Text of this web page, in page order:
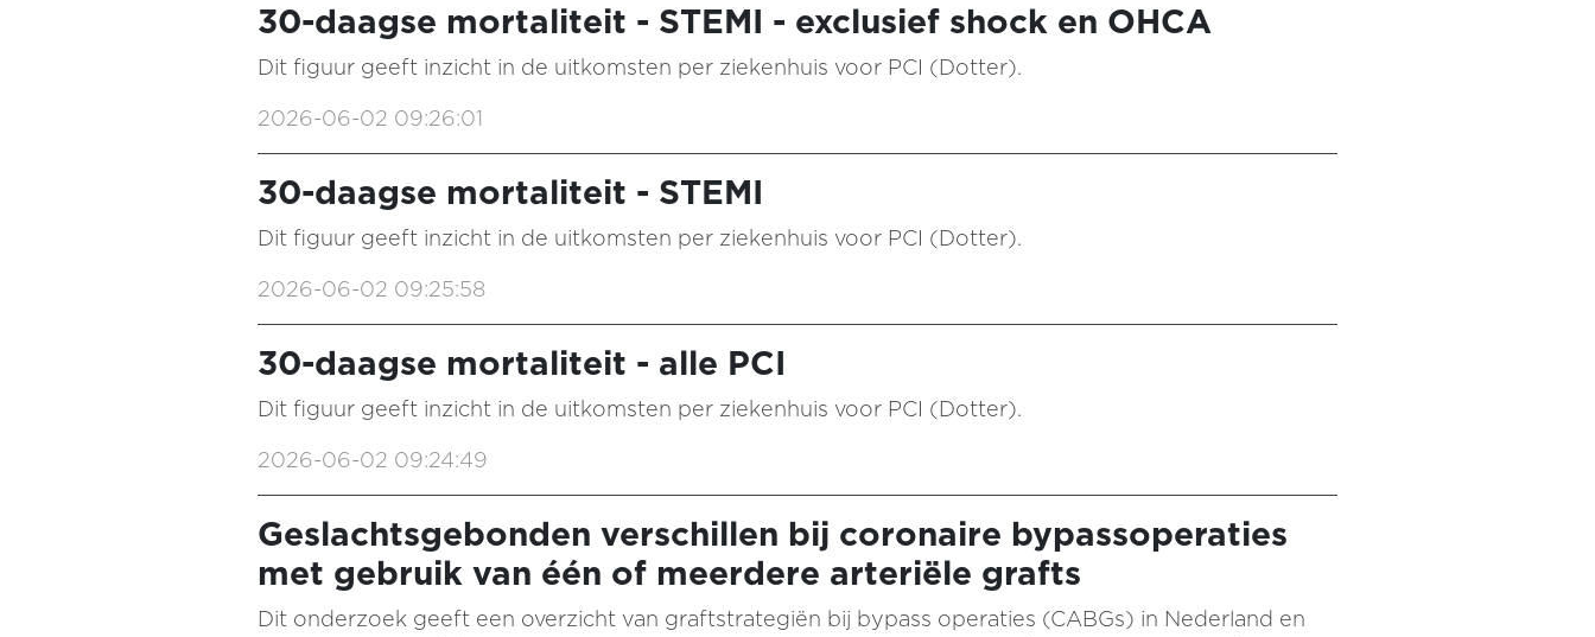
30-daagse mortaliteit - STEMI - exclusief shock en OHCA
Dit figuur geeft inzicht in de uitkomsten per ziekenhuis voor PCI (Dotter).
2026-06-02 09:26:01
30-daagse mortaliteit - STEMI
Dit figuur geeft inzicht in de uitkomsten per ziekenhuis voor PCI (Dotter).
2026-06-02 09:25:58
30-daagse mortaliteit - alle PCI
Dit figuur geeft inzicht in de uitkomsten per ziekenhuis voor PCI (Dotter).
2026-06-02 09:24:49
Geslachtsgebonden verschillen bij coronaire bypassoperaties
met gebruik van één of meerdere arteriële grafts
Dit onderzoek geeft een overzicht van graftstrategiën bij bypass operaties (CABGs) in Nederland en